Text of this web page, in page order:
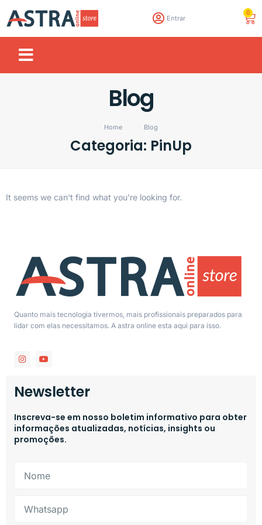
Entrar
0
Blog
Home Blog
Categoria: PinUp
It seems we can't find what you're looking for.
Quanto mais tecnologia tivermos, mais profissionais preparados para
lidar com elas necessitamos. A astra online esta aqui para isso.
Newsletter
Inscreva-se em nosso boletim informativo para obter
informações atualizadas, notícias, insights ou
promoções.